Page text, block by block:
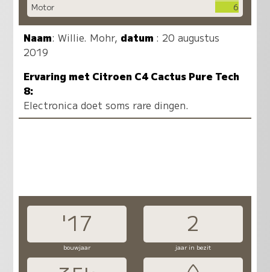
Motor
6
Naam:Willie. Mohr, datum : 20 augustus
2019
Ervaring met Citroen C4 Cactus Pure Tech
8:
Electronica doet soms rare dingen.
'17 2
bouwjaar jaar in bezit